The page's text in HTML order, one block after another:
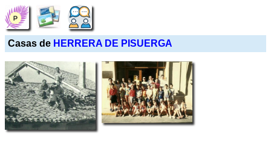
Casas de HERRERA DE PISUERGA